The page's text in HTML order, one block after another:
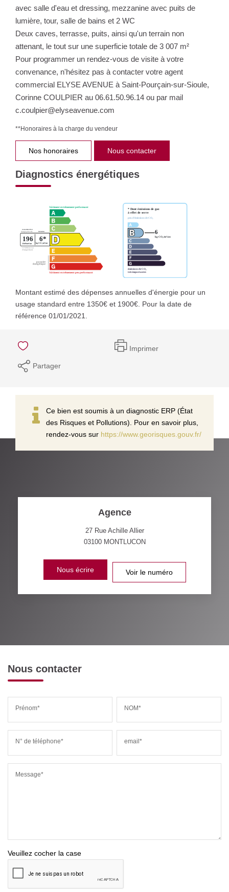
avec salle d'eau et dressing, mezzanine avec puits de
lumière, tour, salle de bains et 2 WC
Deux caves, terrasse, puits, ainsi qu'un terrain non
attenant, le tout sur une superficie totale de 3 007 m²
Pour programmer un rendez-vous de visite à votre
convenance, n'hésitez pas à contacter votre agent
commercial ELYSE AVENUE à Saint-Pourçain-sur-Sioule,
Corinne COULPIER au 06.61.50.96.14 ou par mail
c.coulpier@elyseavenue.com
**Honoraires à la charge du vendeur
Nos honoraires Nous contacter
Diagnostics énergétiques
Montant estimé des dépenses annuelles d'énergie pour un
usage standard entre 1350€ et 1900€. Pour la date de
référence 01/01/2021.
Imprimer
Partager
Ce bien est soumis à un diagnostic ERP (État
des Risques et Pollutions). Pour en savoir plus,
rendez-vous sur https://www.georisques.gouv.fr/
Agence
27 Rue Achille Allier
03100 MONTLUCON
Nous écrire Voir le numéro
Nous contacter
Prénom* NOM*
N° de téléphone* email*
Message*
Veuillez cocher la case